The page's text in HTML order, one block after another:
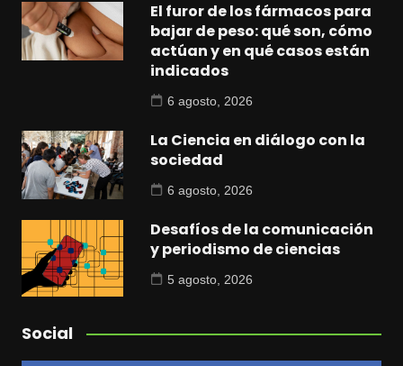
El furor de los fármacos para
bajar de peso: qué son, cómo
actúan y en qué casos están
indicados
6 agosto, 2026
La Ciencia en diálogo con la
sociedad
6 agosto, 2026
Desafíos de la comunicación
y periodismo de ciencias
5 agosto, 2026
Social